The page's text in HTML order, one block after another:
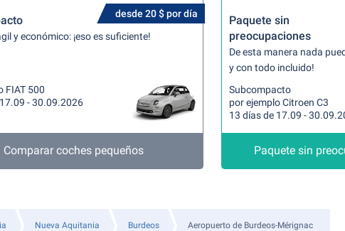
desde 20 $ por día
y económico: ¡eso es suficiente!
FIAT 500
- 30.09.2026
Comparar coches pequeños
Paquete sin
preocupaciones
De esta manera nada
y con todo incluido!
Subcompacto
por ejemplo Citroen C3
13 días de 17.09 -
Paquete sin
Nueva Aquitania Burdeos Aeropuerto de Burdeos-Mérignac